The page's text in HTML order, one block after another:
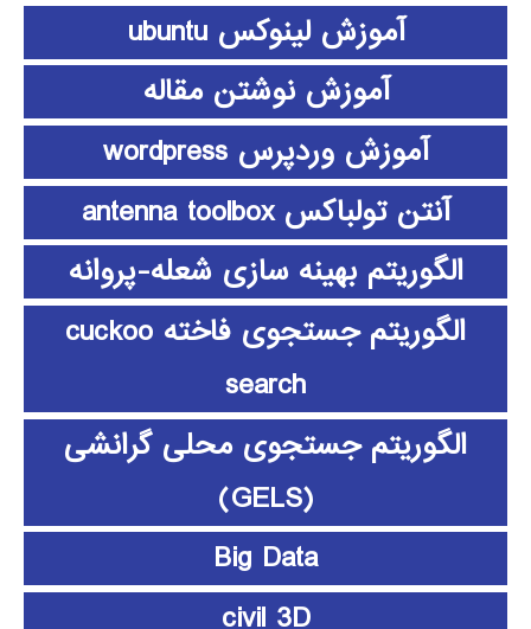
آموزش لینوکس ubuntu
آموزش نوشتن مقاله
آموزش وردپرس wordpress
آنتن تولباکس antenna toolbox
الگوریتم بهینه سازی شعله-پروانه
الگوریتم جستجوی فاخته cuckoo
search
الگوریتم جستجوی محلی گرانشی
(GELS)
Big Data
civil 3D